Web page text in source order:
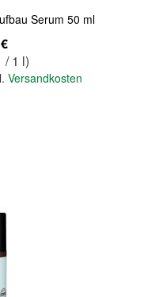
Serum 50 ml
/ 1 l)
Versandkosten